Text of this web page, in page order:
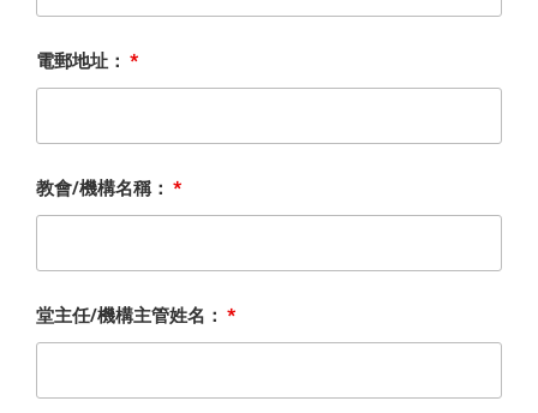
電郵地址： *
教會/機構名稱： *
堂主任/機構主管姓名： *